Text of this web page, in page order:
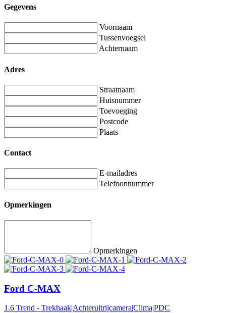
Gegevens
Voornaam
Tussenvoegsel
Achternaam
Adres
Straatnaam
Huisnummer
Toevoeging
Postcode
Plaats
Contact
E-mailadres
Telefoonnummer
Opmerkingen
Opmerkingen
Ford C-MAX
1.6 Trend - Trekhaak|Achteruitrijcamera|Clima|PDC